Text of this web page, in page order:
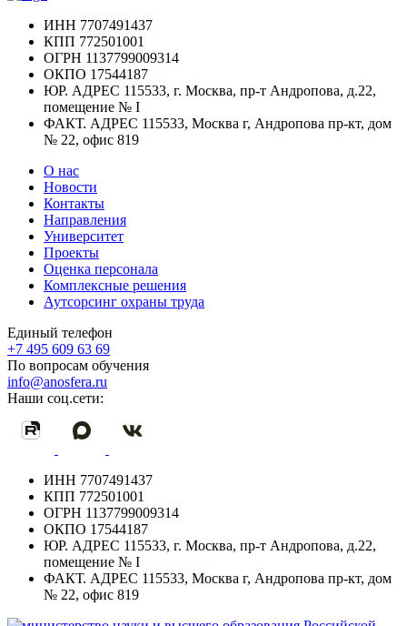
ИНН 7707491437
КПП 772501001
ОГРН 1137799009314
ОКПО 17544187
ЮР. АДРЕС 115533, г. Москва, пр-т Андропова, д.22,
помещение № I
ФАКТ. АДРЕС 115533, Москва г, Андропова пр-кт, дом
№ 22, офис 819
О нас
Новости
Контакты
Направления
Университет
Проекты
Оценка персонала
Комплексные решения
Аутсорсинг охраны труда
Единый телефон
+7 495 609 63 69
По вопросам обучения
info@anosfera.ru
Наши соц.сети:
ИНН 7707491437
КПП 772501001
ОГРН 1137799009314
ОКПО 17544187
ЮР. АДРЕС 115533, г. Москва, пр-т Андропова, д.22,
помещение № I
ФАКТ. АДРЕС 115533, Москва г, Андропова пр-кт, дом
№ 22, офис 819